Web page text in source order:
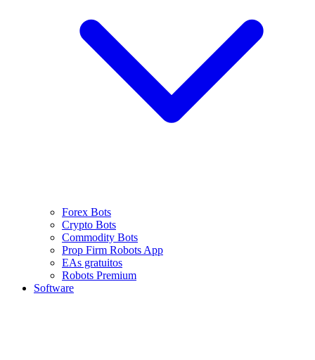
Forex Bots
Crypto Bots
Commodity Bots
Prop Firm Robots App
EAs gratuitos
Robots Premium
Software